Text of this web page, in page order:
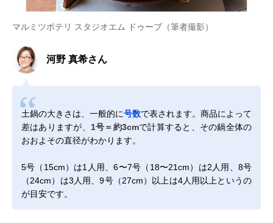
マルミツポテリ スタジオエム ドゥーブ（筆者撮影）
河野 真希さん
土鍋の大きさは、一般的に号数で表されます。商品によって
差はありますが、 1号＝約3cmで計算すると、その鍋全体の
おおよその直径がわかります。
5号（15cm）は1人用、6〜7号（18〜21cm）は2人用、8号
（24cm）は3人用、9号（27cm）以上は4人用以上というの
が目安です。